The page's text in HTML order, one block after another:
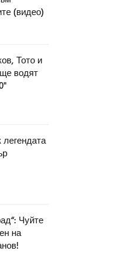
(видео)
Тото и
водят
Чуйте
на